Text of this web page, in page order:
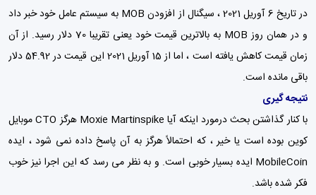
در تاریخ 6 آوریل 2021 ، سیگنال از افزودن MOB به سیستم عامل خود خبر داد
و در همان روز MOB به بالاترین قیمت خود یعنی تقریبا 70 دلار رسید. از آن
زمان قیمت کاهش یافته است ، اما از 15 آوریل 2021 این قیمت در 54.92 دلار
باقی مانده است.
نتیجه گیری
با کنار گذاشتن بحث درمورد اینکه آیا Moxie Martinspike هرگز CTO موبایل
کوین بوده است یا خیر ، که احتمالاً هرگز به آن پاسخ داده نمی شود ، ایده
MobileCoin ایده بسیار خوبی است. و به نظر می رسد که این اجرا نیز خوب
فکر شده باشد.